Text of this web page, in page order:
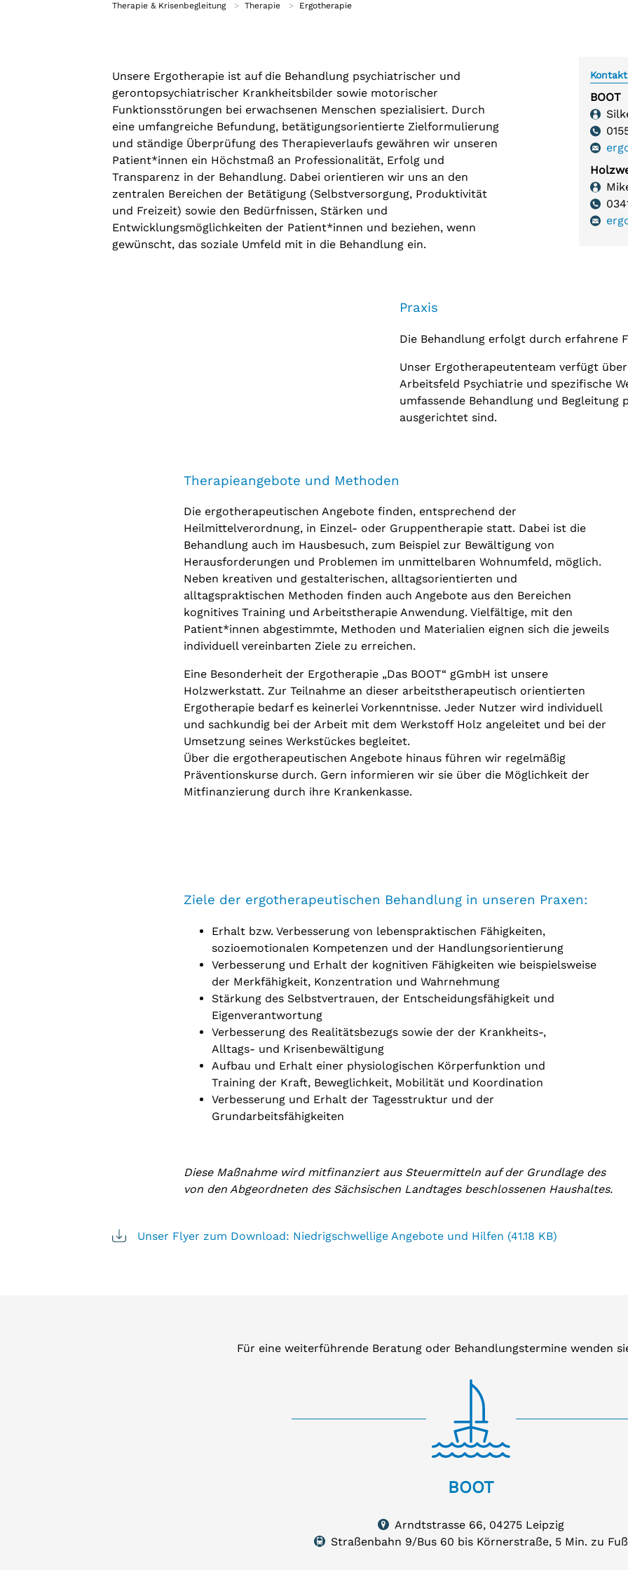
Selbsthilfe
Therapie & Krisenbegleitung Therapie Ergotherapie
Kontakt
BOOT
Unsere Ergotherapie ist auf die Behandlung psychiatrischer und
gerontopsychiatrischer Krankheitsbilder sowie motorischer
Funktionsstörungen bei erwachsenen Menschen spezialisiert. Durch
eine umfangreiche Befundung, betätigungsorientierte Zielformulierung
und ständige Überprüfung des Therapieverlaufs gewähren wir unseren
Patient*innen ein Höchstmaß an Professionalität, Erfolg und
Transparenz in der Behandlung. Dabei orientieren wir uns an den
zentralen Bereichen der Betätigung (Selbstversorgung, Produktivität
und Freizeit) sowie den Bedürfnissen, Stärken und
Entwicklungsmöglichkeiten der Patient*innen und beziehen, wenn
gewünscht, das soziale Umfeld mit in die Behandlung ein.
Praxis
Die Behandlung erfolgt durch erfahrene
Unser Ergotherapeutenteam verfügt
Arbeitsfeld Psychiatrie und spezifische
umfassende Behandlung und
ausgerichtet sind.
Therapieangebote und Methoden
Die ergotherapeutischen Angebote finden, entsprechend der
Heilmittelverordnung, in Einzel- oder Gruppentherapie statt. Dabei ist die
Behandlung auch im Hausbesuch, zum Beispiel zur Bewältigung von
Herausforderungen und Problemen im unmittelbaren Wohnumfeld, möglich.
Neben kreativen und gestalterischen, alltagsorientierten und
alltagspraktischen Methoden finden auch Angebote aus den Bereichen
kognitives Training und Arbeitstherapie Anwendung. Vielfältige, mit den
Patient*innen abgestimmte, Methoden und Materialien eignen sich die jeweils
individuell vereinbarten Ziele zu erreichen.
Eine Besonderheit der Ergotherapie „Das BOOT“ gGmbH ist unsere
Holzwerkstatt. Zur Teilnahme an dieser arbeitstherapeutisch orientierten
Ergotherapie bedarf es keinerlei Vorkenntnisse. Jeder Nutzer wird individuell
und sachkundig bei der Arbeit mit dem Werkstoff Holz angeleitet und bei der
Umsetzung seines Werkstückes begleitet.
Über die ergotherapeutischen Angebote hinaus führen wir regelmäßig
Präventionskurse durch. Gern informieren wir sie über die Möglichkeit der
Mitfinanzierung durch ihre Krankenkasse.
Ziele der ergotherapeutischen Behandlung in unseren Praxen:
Erhalt bzw. Verbesserung von lebenspraktischen Fähigkeiten,
sozioemotionalen Kompetenzen und der Handlungsorientierung
Verbesserung und Erhalt der kognitiven Fähigkeiten wie beispielsweise
der Merkfähigkeit, Konzentration und Wahrnehmung
Stärkung des Selbstvertrauen, der Entscheidungsfähigkeit und
Eigenverantwortung
Verbesserung des Realitätsbezugs sowie der der Krankheits-,
Alltags- und Krisenbewältigung
Aufbau und Erhalt einer physiologischen Körperfunktion und
Training der Kraft, Beweglichkeit, Mobilität und Koordination
Verbesserung und Erhalt der Tagesstruktur und der
Grundarbeitsfähigkeiten
Diese Maßnahme wird mitfinanziert aus Steuermitteln auf der Grundlage des
von den Abgeordneten des Sächsischen Landtages beschlossenen Haushaltes.
Unser Flyer zum Download: Niedrigschwellige Angebote und Hilfen (41.18 KB)
Für eine weiterführende Beratung oder Behandlungstermine wenden
Leipzig
BOOT
Karte
Arndtstrasse 66, 04275 Leipzig
Straßenbahn 9/Bus 60 bis Körnerstraße, 5 Min. zu Fuß